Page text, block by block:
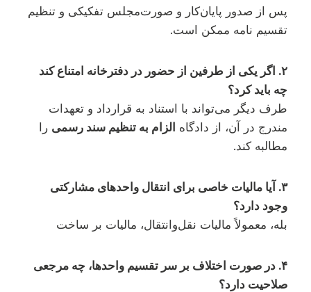
پس از صدور پایان‌کار و صورت‌مجلس تفکیکی و تنظیم
تقسیم نامه ممکن است.
۲. اگر یکی از طرفین از حضور در دفترخانه امتناع کند
چه باید کرد؟
طرف دیگر می‌تواند با استناد به قرارداد و تعهدات
مندرج در آن، از دادگاه الزام به تنظیم سند رسمی را
مطالبه کند.
۳. آیا مالیات خاصی برای انتقال واحدهای مشارکتی
وجود دارد؟
بله، معمولاً مالیات نقل‌وانتقال، مالیات بر ساخت
۴. در صورت اختلاف بر سر تقسیم واحدها، چه مرجعی
صلاحیت دارد؟